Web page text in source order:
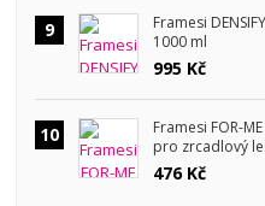
9
Framesi
1000 ml
995 Kč
10
Framesi FOR-
pro zrcadlový
476 Kč